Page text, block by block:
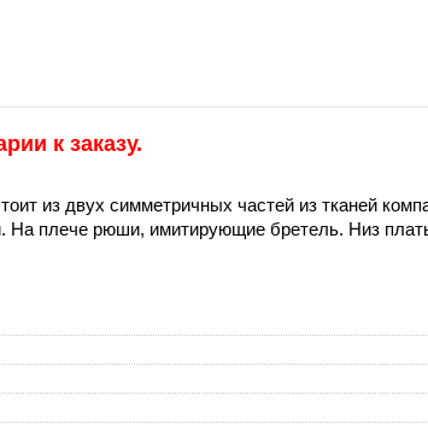
к заказу.
из двух симметричных частей из тканей
На плече рюши, имитирующие бретель. Низ